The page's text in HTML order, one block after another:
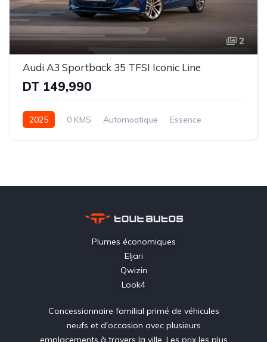
2
Audi A3 Sportback 35 TFSI Iconic Line
DT 149,990
2025 0 KMS Automoatique
Essence
Plumes économiques
Eljari
Qwizin
Look4
Concessionnaire familial primé de véhicules
neufs et d'occasion avec plusieurs
emplacements à travers la ville. Les prix les plus